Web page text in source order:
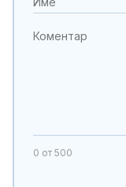
0 от 500